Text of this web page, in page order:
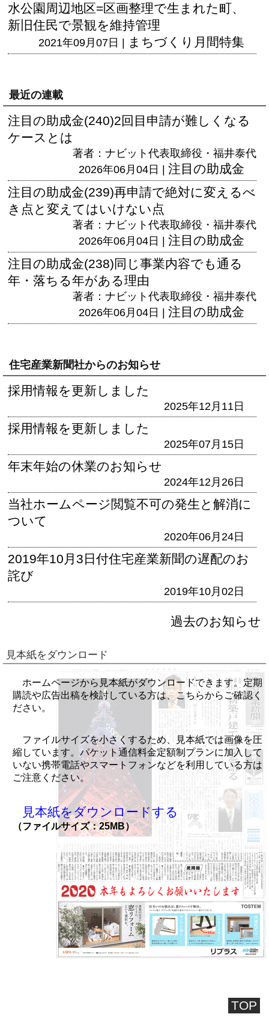
水公園周辺地区=区画整理で生まれた町、
新旧住民で景観を維持管理
2021年09月07日 | まちづくり月間特集
最近の連載
注目の助成金(240)2回目申請が難しくなる
ケースとは
著者：ナビット代表取締役・福井泰代
2026年06月04日 | 注目の助成金
注目の助成金(239)再申請で絶対に変えるべ
き点と変えてはいけない点
著者：ナビット代表取締役・福井泰代
2026年06月04日 | 注目の助成金
注目の助成金(238)同じ事業内容でも通る
年・落ちる年がある理由
著者：ナビット代表取締役・福井泰代
2026年06月04日 | 注目の助成金
住宅産業新聞社からのお知らせ
採用情報を更新しました
2025年12月11日
採用情報を更新しました
2025年07月15日
年末年始の休業のお知らせ
2024年12月26日
当社ホームページ閲覧不可の発生と解消に
ついて
2020年06月24日
2019年10月3日付住宅産業新聞の遅配のお
詫び
2019年10月02日
過去のお知らせ
見本紙をダウンロード
ホームページから見本紙がダウンロードできます。定期
購読や広告出稿を検討している方は、こちらからご確認く
ださい。
ファイルサイズを小さくするため、見本紙では画像を圧
縮しています。パケット通信料金定額制プランに加入して
いない携帯電話やスマートフォンなどを利用している方は
ご注意ください。
見本紙をダウンロードする
（ファイルサイズ：25MB）
TOP